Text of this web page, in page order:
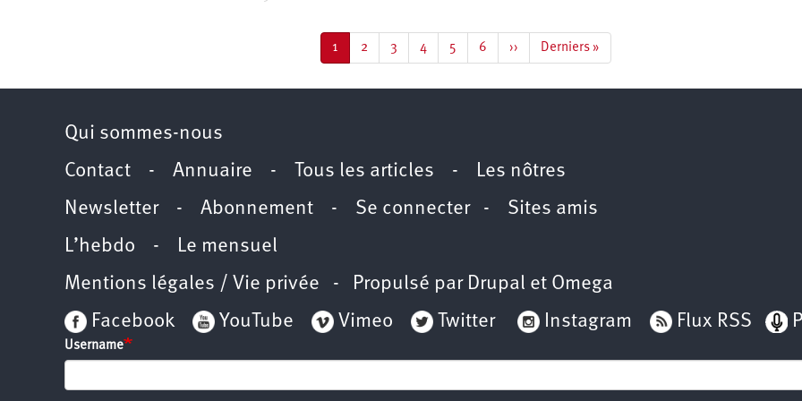
Page
courante
1 Page
2 Page
3 Page
4 Page
5 Page
6
Page
suivante
››
Dernière
page
Derniers »
Qui sommes-nous
Contact - Annuaire - Tous les articles - Les nôtres
Newsletter- Abonnement - Se connecter- Sites amis
L’hebdo - Le mensuel
Mentions légales / Vie privée - Propulsé par Drupal et Omega
Facebook
YouTube Vimeo Twitter Instagram Flux RSS
Username